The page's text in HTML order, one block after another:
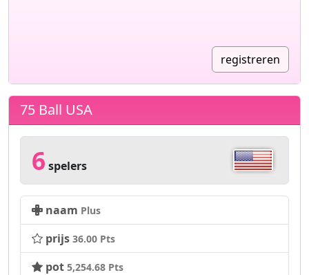
registreren
75 Ball USA
6 spelers
naam Plus
prijs 36.00 Pts
pot 5,254.68 Pts